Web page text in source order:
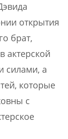
открытия
брат,
актерской
силами, а
которые
с